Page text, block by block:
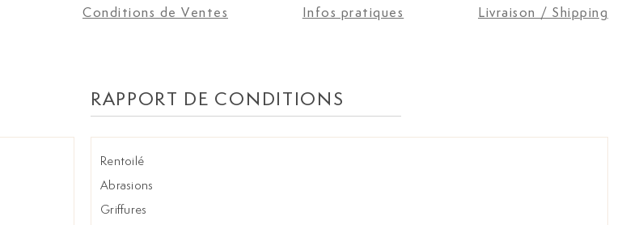
Conditions de Ventes Infos pratiques Livraison / Shipping
RAPPORT DE CONDITIONS
Rentoilé
Abrasions
Griffures